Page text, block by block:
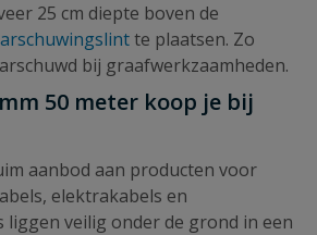
25 cm diepte boven de
te plaatsen. Zo
bij graafwerkzaamheden.
50 meter koop je bij
aanbod aan producten voor
elektrakabels en
veilig onder de grond in een